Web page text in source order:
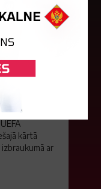
RFS
kārtā
izbraukumā ar